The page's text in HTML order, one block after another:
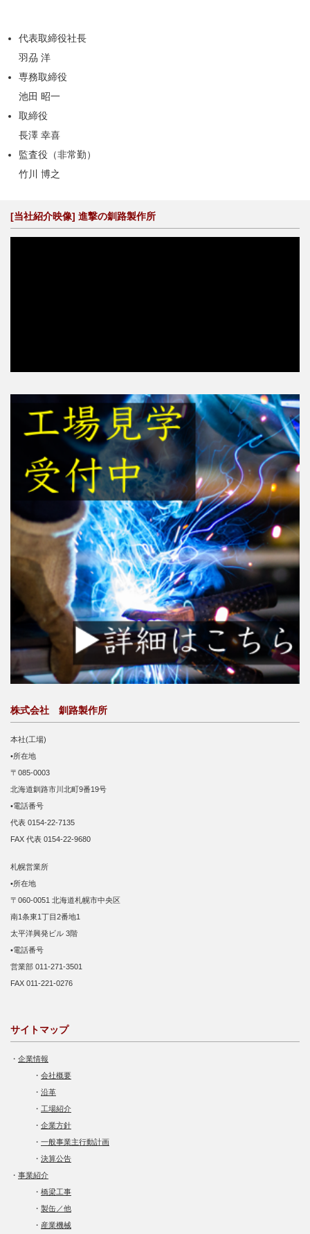
代表取締役社長
羽刕 洋
専務取締役
池田 昭一
取締役
長澤 幸喜
監査役（非常勤）
竹川 博之
[当社紹介映像] 進撃の釧路製作所
株式会社 釧路製作所
本社(工場)
•所在地
〒085-0003
北海道釧路市川北町9番19号
•電話番号
代表 0154-22-7135
FAX 代表 0154-22-9680
札幌営業所
•所在地
〒060-0051 北海道札幌市中央区
南1条東1丁目2番地1
太平洋興発ビル 3階
•電話番号
営業部 011-271-3501
FAX 011-221-0276
サイトマップ
・ 企業情報
・ 会社概要
・ 沿革
・ 工場紹介
・ 企業方針
・ 一般事業主行動計画
・ 決算公告
・ 事業紹介
・ 橋梁工事
・ 製缶／他
・ 産業機械